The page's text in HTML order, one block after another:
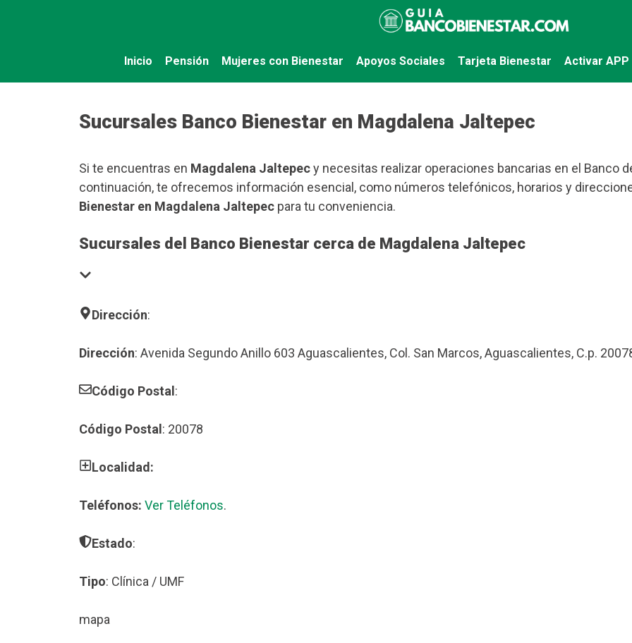
Inicio Pensión Mujeres con Bienestar Apoyos Sociales Tarjeta Bienestar Activar APP
Sucursales Banco Bienestar en Magdalena Jaltepec
Si te encuentras en Magdalena Jaltepecy necesitas realizar operaciones bancarias en el Banco
continuación, te ofrecemos información esencial, como números telefónicos, horarios y
Bienestar en Magdalena Jaltepec para tu conveniencia.
Sucursales del Banco Bienestar cerca de Magdalena Jaltepec
Dirección:
Dirección: Avenida Segundo Anillo 603 Aguascalientes, Col. San Marcos, Aguascalientes, C.p.
Código Postal :
Código Postal : 20078
Localidad:
Teléfonos: Ver Teléfonos.
Estado:
Tipo: Clínica / UMF
mapa